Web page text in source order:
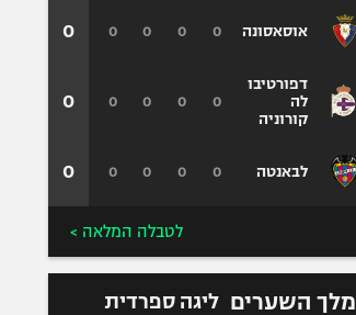
אוסאסונה
דפורטיבו
לה
קורוניה
לבאנטה
0
0
0
0
0
0
0
0
0
0
0
0
0
0
0
לטבלה המלאה >
מלך השערים ליגה ספרדית